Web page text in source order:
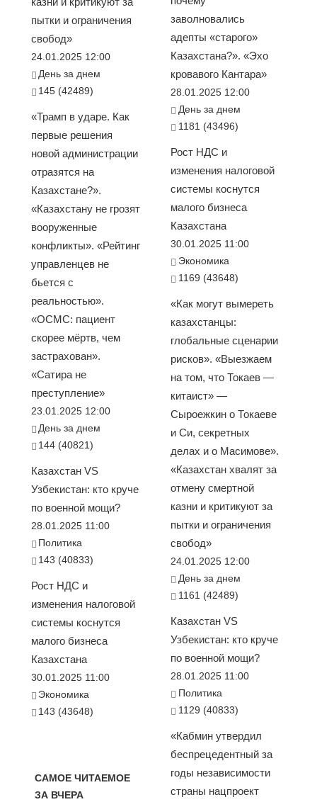
пытки и ограничения
свобод»
24.01.2025 12:00
День за днем
145 (42489)
«Трамп в ударе. Как
первые решения
новой администрации
отразятся на
Казахстане?».
«Казахстану не грозят
вооруженные
конфликты». «Рейтинг
управленцев не
бьется с
реальностью».
«ОСМС: пациент
скорее мёртв, чем
застрахован».
«Сатира не
преступление»
23.01.2025 12:00
День за днем
144 (40821)
Казахстан VS
Узбекистан: кто круче
по военной мощи?
28.01.2025 11:00
Политика
143 (40833)
Рост НДС и
изменения налоговой
системы коснутся
малого бизнеса
Казахстана
30.01.2025 11:00
Экономика
143 (43648)
САМОЕ ЧИТАЕМОЕ
ЗА ВЧЕРА
заволновались
адепты «старого»
Казахстана?». «Эхо
кровавого Кантара»
28.01.2025 12:00
День за днем
1181 (43496)
Рост НДС и
изменения налоговой
системы коснутся
малого бизнеса
Казахстана
30.01.2025 11:00
Экономика
1169 (43648)
«Как могут вымереть
казахстанцы:
глобальные сценарии
рисков». «Выезжаем
на том, что Токаев —
китаист» —
Сыроежкин о Токаеве
и Си, секретных
делах и о Масимове».
«Казахстан хвалят за
отмену смертной
казни и критикуют за
пытки и ограничения
свобод»
24.01.2025 12:00
День за днем
1161 (42489)
Казахстан VS
Узбекистан: кто круче
по военной мощи?
28.01.2025 11:00
Политика
1129 (40833)
«Кабмин утвердил
беспрецедентный за
годы независимости
страны нацпроект